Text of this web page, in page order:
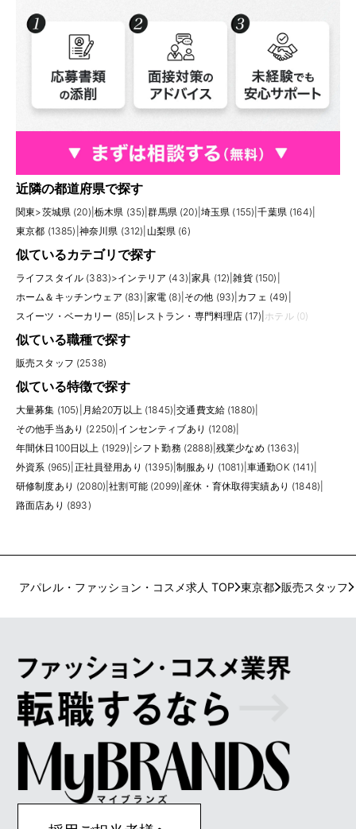
近隣の都道府県で探す
関東>茨城県 (20) 栃木県 (35) |群馬県 (20) 埼玉県 (155) |千葉県 (164)
東京都 (1385) 神奈川県 (312) 山梨県 (6)
似ているカテゴリで探す
ライフスタイル (383)>インテリア (43) |家具 (12) |雑貨 (150)
ホーム＆キッチンウェア (83) 家電 (8) その他 (93) カフェ (49)
スイーツ・ベーカリー (85) レストラン・専門料理店 (17) ホテル (0)
似ている職種で探す
販売スタッフ (2538)
似ている特徴で探す
大量募集 (105) 月給20万以上 (1845) |交通費支給 (1880)
その他手当あり (2250) インセンティブあり (1208)
年間休日100日以上 (1929) シフト勤務 (2888) 残業少なめ (1363)
外資系 (965) 正社員登用あり (1395) |制服あり (1081) 車通勤OK (141)
研修制度あり (2080) |社割可能 (2099) 産休・育休取得実績あり (1848)
路面店あり (893)
アパレル・ファッション・コスメ求人 TOP 東京都 販売スタッフ